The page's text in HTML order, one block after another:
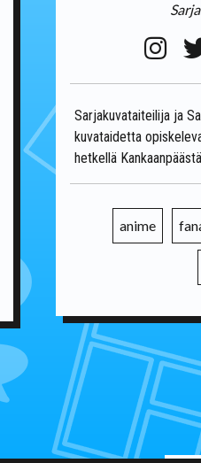
Sarjakuvataiteilija ja
kuvataidetta
hetkellä
anime